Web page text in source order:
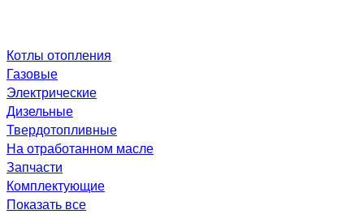
Котлы отопления
Газовые
Электрические
Дизельные
Твердотопливные
На отработанном масле
Запчасти
Комплектующие
Показать все